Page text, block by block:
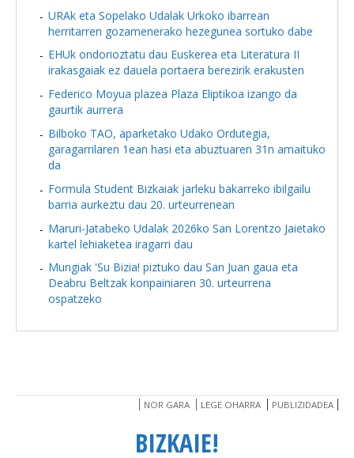
URAk eta Sopelako Udalak Urkoko ibarrean
herritarren gozamenerako hezegunea sortuko dabe
EHUk ondorioztatu dau Euskerea eta Literatura II
irakasgaiak ez dauela portaera berezirik erakusten
Federico Moyua plazea Plaza Eliptikoa izango da
gaurtik aurrera
Bilboko TAO, aparketako Udako Ordutegia,
garagarrilaren 1ean hasi eta abuztuaren 31n amaituko
da
Formula Student Bizkaiak jarleku bakarreko ibilgailu
barria aurkeztu dau 20. urteurrenean
Maruri-Jatabeko Udalak 2026ko San Lorentzo Jaietako
kartel lehiaketea iragarri dau
Mungiak 'Su Bizia! piztuko dau San Juan gaua eta
Deabru Beltzak konpainiaren 30. urteurrena
ospatzeko
NOR GARA LEGE OHARRA PUBLIZIDADEA
BIZKAIE!